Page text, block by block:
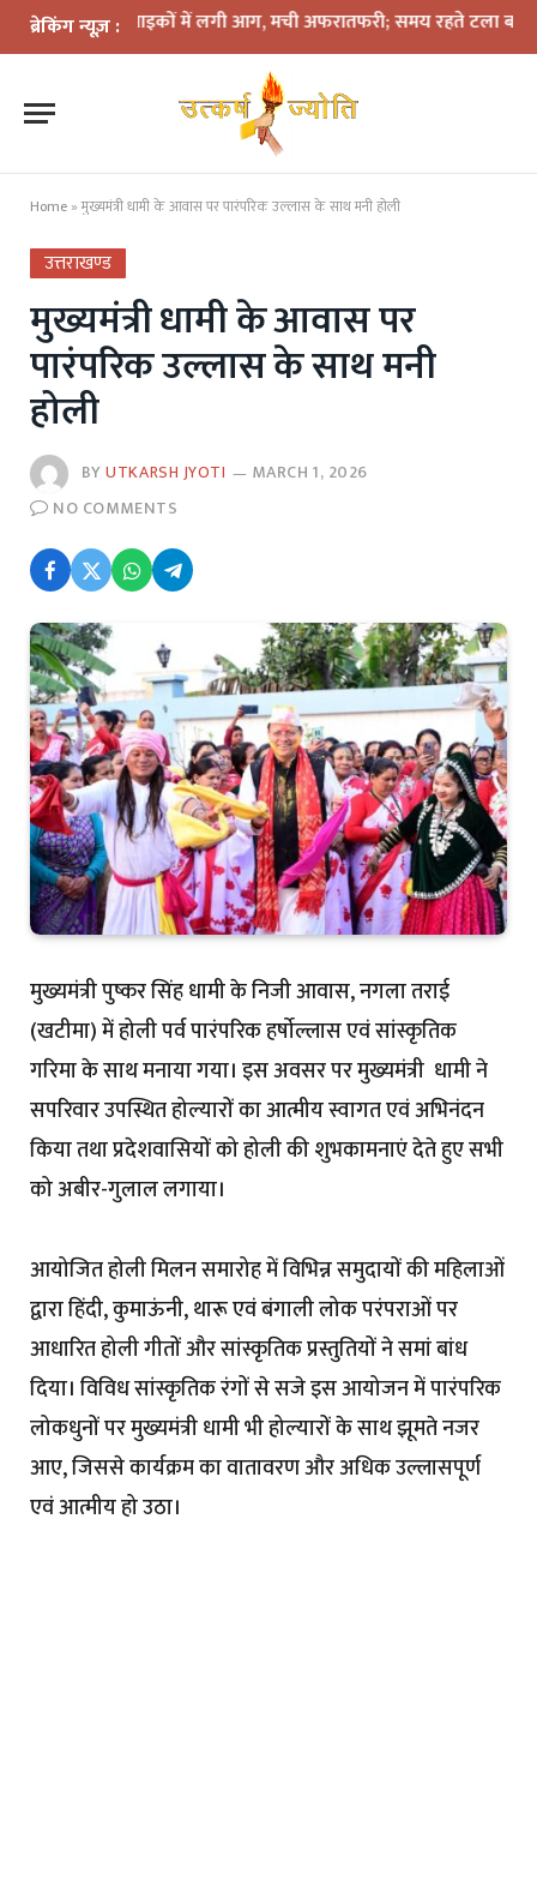
ब्रेकिंग न्यूज़ :
की दो बाइकों में लगी आग, मची अफरातफरी; समय रहते टला बड़ा हादसा
Home »मुख्यमंत्री धामी के आवास पर पारंपरिक उल्लास के साथ मनी होली
उत्तराखण्ड
मुख्यमंत्री धामी के आवास पर
पारंपरिक उल्लास के साथ मनी
होली
BYUTKARSH JYOTI
MARCH 1, 2026
NO COMMENTS
मुख्यमंत्री पुष्कर सिंह धामी के निजी आवास, नगला तराई
(खटीमा) में होली पर्व पारंपरिक हर्षाेल्लास एवं सांस्कृतिक
गरिमा के साथ मनाया गया। इस अवसर पर मुख्यमंत्री धामी ने
सपरिवार उपस्थित होल्यारों का आत्मीय स्वागत एवं अभिनंदन
किया तथा प्रदेशवासियों को होली की शुभकामनाएं देते हुए सभी
को अबीर-गुलाल लगाया।
आयोजित होली मिलन समारोह में विभिन्न समुदायों की महिलाओं
द्वारा हिंदी, कुमाऊंनी, थारू एवं बंगाली लोक परंपराओं पर
आधारित होली गीतों और सांस्कृतिक प्रस्तुतियों ने समां बांध
दिया। विविध सांस्कृतिक रंगों से सजे इस आयोजन में पारंपरिक
लोकधुनों पर मुख्यमंत्री धामी भी होल्यारों के साथ झूमते नजर
आए, जिससे कार्यक्रम का वातावरण और अधिक उल्लासपूर्ण
एवं आत्मीय हो उठा।